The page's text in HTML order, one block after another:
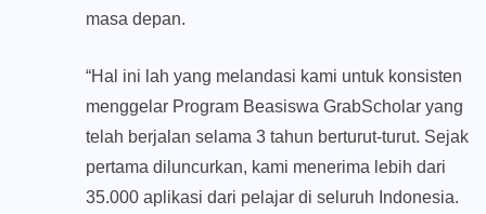
masa depan.
“Hal ini lah yang melandasi kami untuk konsisten
menggelar Program Beasiswa GrabScholar yang
telah berjalan selama 3 tahun berturut-turut. Sejak
pertama diluncurkan, kami menerima lebih dari
35.000 aplikasi dari pelajar di seluruh Indonesia.